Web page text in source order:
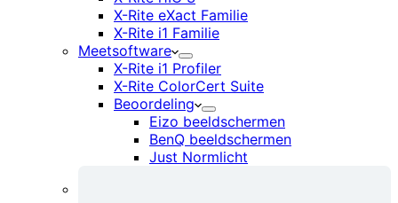
X-Rite eXact Familie
X-Rite i1 Familie
Meetsoftware
X-Rite i1 Profiler
X-Rite ColorCert Suite
Beoordeling
Eizo beeldschermen
BenQ beeldschermen
Just Normlicht